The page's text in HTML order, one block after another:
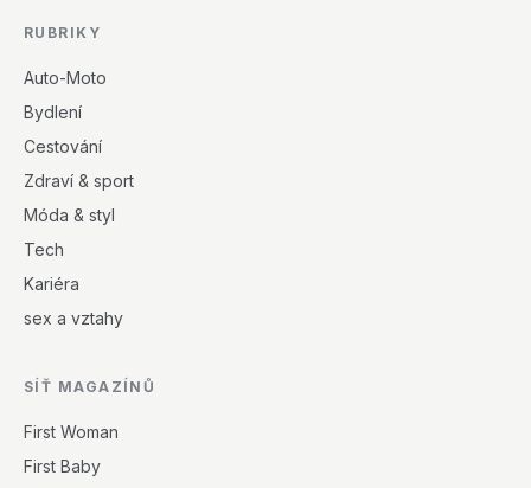
RUBRIKY
Auto-Moto
Bydlení
Cestování
Zdraví & sport
Móda & styl
Tech
Kariéra
sex a vztahy
SÍŤ MAGAZÍNŮ
First Woman
First Baby